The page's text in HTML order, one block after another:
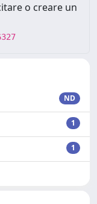
o creare un
ND
1
1